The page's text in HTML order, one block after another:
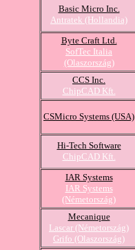
Basic Micro Inc.
Antratek (Hollandia)
Byte Craft Ltd.
SofTec Italia
(Olaszország)
CCS Inc.
ChipCAD Kft.
CSMicro Systems (USA)
Hi-Tech Software
ChipCAD Kft.
IAR Systems
IAR Systems
(Németország)
Mecanique
Lascar (Németország)
Grifo (Olaszország)